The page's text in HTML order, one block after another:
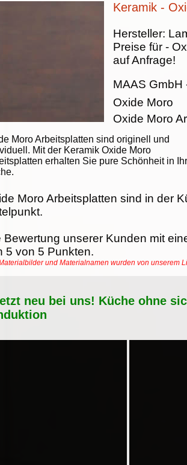
Keramik -
Moro Arbeitsplatten sind originell und
Mit der Keramik Oxide Moro
erhalten Sie pure Schönheit in
Hersteller:
Preise für -
auf Anfrage!
MAAS GmbH
Oxide Moro
Oxide Moro
Moro Arbeitsplatten sind in der
Bewertung unserer Kunden mit
5 von 5 Punkten.
und Materialnamen wurden von unserem
neu bei uns! Küche ohne